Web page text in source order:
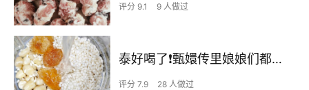
评分 9.1 9 人做过
泰好喝了❗甄嬛传里娘娘们都爱喝的花生酪
评分 7.9 28 人做过